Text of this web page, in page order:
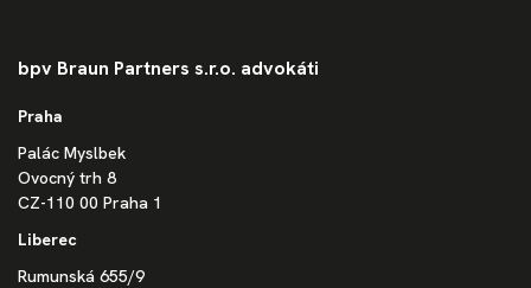
bpv Braun Partners s.r.o. advokáti
Praha
Palác Myslbek
Ovocný trh 8
CZ-110 00 Praha 1
Liberec
Rumunská 655/9